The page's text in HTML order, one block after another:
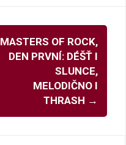
MASTERS OF ROCK,
DEN PRVNÍ: DÉŠŤ I
SLUNCE,
MELODIČNO I
THRASH →